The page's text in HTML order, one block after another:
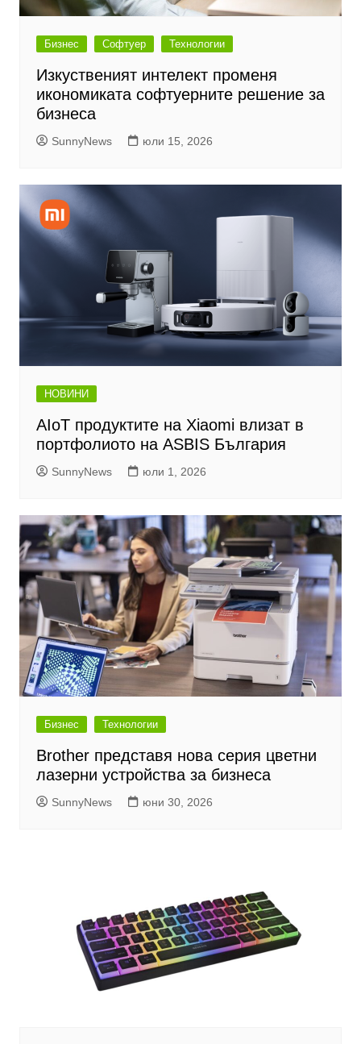
Бизнес Софтуер Технологии
Изкуственият интелект променя
икономиката софтуерните решение за
бизнеса
SunnyNews юли 15, 2026
НОВИНИ
AIoT продуктите на Xiaomi влизат в
портфолиото на ASBIS България
SunnyNews юли 1, 2026
Бизнес Технологии
Brother представя нова серия цветни
лазерни устройства за бизнеса
SunnyNews юни 30, 2026